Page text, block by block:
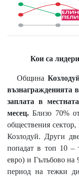
Кои са
Община
възнагражденията
заплата в
месец. Близо 70%
обществения
Козлодуй. Други
попадат в топ 10 –
евро) и Гълъбово на
период на тежки